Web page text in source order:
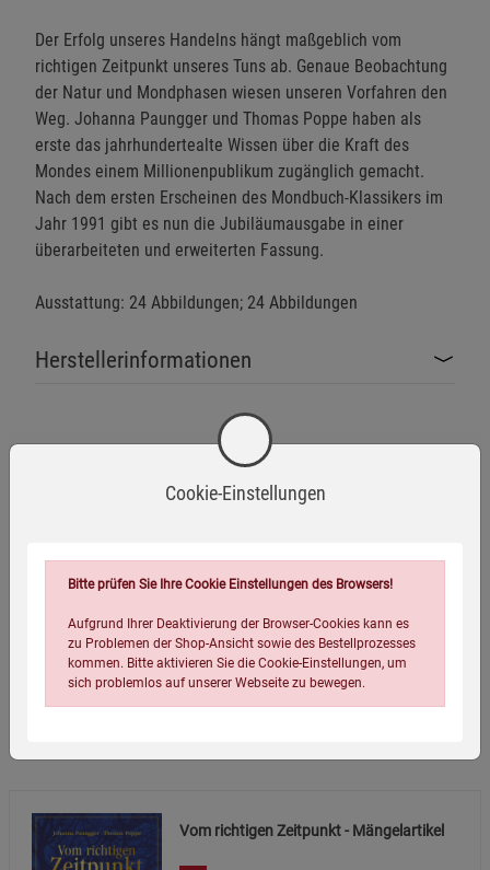
Der Erfolg unseres Handelns hängt maßgeblich vom
richtigen Zeitpunkt unseres Tuns ab. Genaue Beobachtung
der Natur und Mondphasen wiesen unseren Vorfahren den
Weg. Johanna Paungger und Thomas Poppe haben als
erste das jahrhundertealte Wissen über die Kraft des
Mondes einem Millionenpublikum zugänglich gemacht.
Nach dem ersten Erscheinen des Mondbuch-Klassikers im
Jahr 1991 gibt es nun die Jubiläumausgabe in einer
überarbeiteten und erweiterten Fassung.
Ausstattung: 24 Abbildungen; 24 Abbildungen
Herstellerinformationen
Verpackungsgewicht:
545 Gramm
Verpackungsmaße (LxBxH):
21,5 16
Vom richtigen Zeitpunkt - Mängelartikel
Cookie-Einstellungen
Bitte prüfen Sie Ihre Cookie Einstellungen des Browsers!
Aufgrund Ihrer Deaktivierung der Browser-Cookies kann es
zu Problemen der Shop-Ansicht sowie des Bestellprozesses
kommen. Bitte aktivieren Sie die Cookie-Einstellungen, um
sich problemlos auf unserer Webseite zu bewegen.